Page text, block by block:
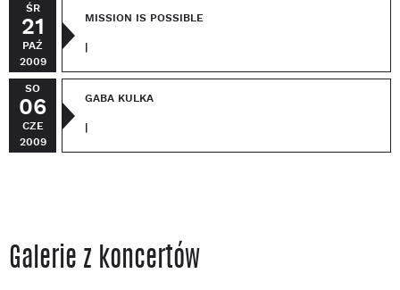
ŚR
21
PAŹ
2009
MISSION IS POSSIBLE
SO
06
CZE
2009
GABA KULKA
Galerie z koncertów